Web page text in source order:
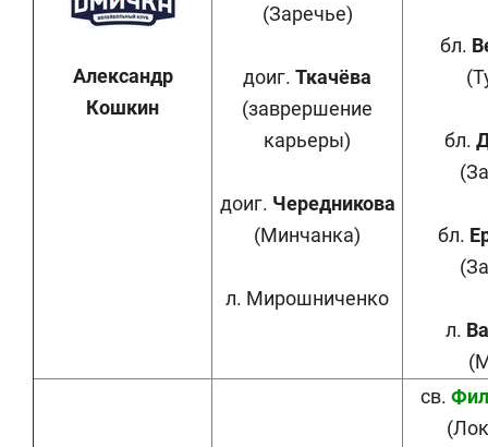
Александр
Кошкин
(Заречье)
доиг. Ткачёва
(заврершение
карьеры)
доиг. Чередникова
(Минчанка)
л. Мирошниченко
бл.
бл.
бл.
л.
св.